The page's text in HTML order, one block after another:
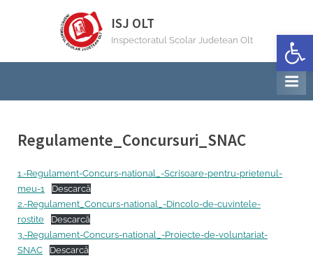
ISJ OLT
Inspectoratul Scolar Judetean Olt
Regulamente_Concursuri_SNAC
Posted
27/04/2022
Invatamant special Inspector
1.-Regulament-Concurs-national_-Scrisoare-pentru-prietenul-
meu-1
Descarcă
2.-Regulament_Concurs-national_-Dincolo-de-cuvintele-
rostite
Descarcă
3.-Regulament-Concurs-national_-Proiecte-de-voluntariat-
SNAC
Descarcă